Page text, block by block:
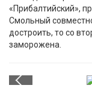
«Прибалтийский»,
Смольный
достроить, то со
заморожена.